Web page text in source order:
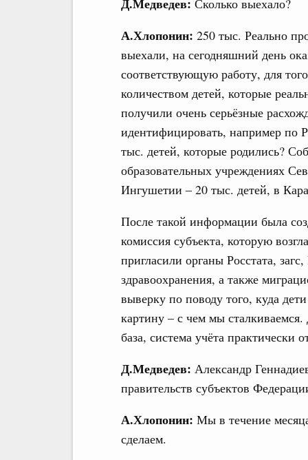
А.Хлопонин: 250 тыс. Реально
выехали, на сегодняшний день
соответствующую работу, для
количеством детей, которые
получили очень серьёзные
идентифицировать, например по
тыс. детей, которые родились?
образовательных учреждениях
Ингушетии – 20 тыс. детей, в
После такой информации была
комиссия субъекта, которую
пригласили органы Росстата,
здравоохранения, а также
выверку по поводу того, куда
картину – с чем мы
база, система учёта практически
Д.Медведев: Александр
правительств субъектов
А.Хлопонин: Мы в течение
сделаем.